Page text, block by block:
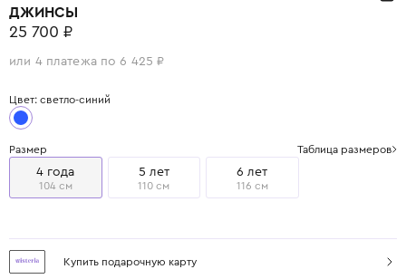
ДЖИНСЫ
25 700 ₽
или 4 платежа по 6 425 ₽
Цвет: светло-синий
Размер Таблица размеров
4 года
104 см
5 лет
110 см
6 лет
116 см
Купить подарочную карту